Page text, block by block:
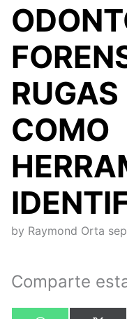
COMO
by Raymond Orta
Comparte